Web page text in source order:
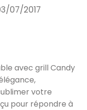
07/2017
avec grill Candy
votre
pour répondre à